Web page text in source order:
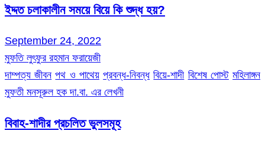
ইদ্দত চলাকালীন সময়ে বিয়ে কি শুদ্ধ হয়?
September 24, 2022
মুফতি লুৎফুর রহমান ফরায়েজী
দাম্পত্য জীবন পথ ও পাথেয় প্রবন্ধ-নিবন্ধ বিয়ে-শাদী বিশেষ পোস্ট মহিলাঙ্গন
মুফতী মনসূরুল হক দা.বা. এর লেখনী
বিবাহ-শাদীর প্রচলিত ভুলসমূহ